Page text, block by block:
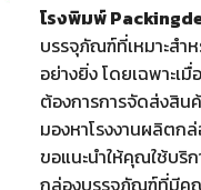
โรงพิมพ์
บรรจุภัณฑ์ที่เหมาะสำ
อย่างยิ่ง โดยเฉพาะ
ต้องการการจัดส่งสิน
มองหาโรงงานผลิตก
ขอแนะนำให้คุณใช้บริ
กล่องบรรจุภัณฑ์ที่มีคุ